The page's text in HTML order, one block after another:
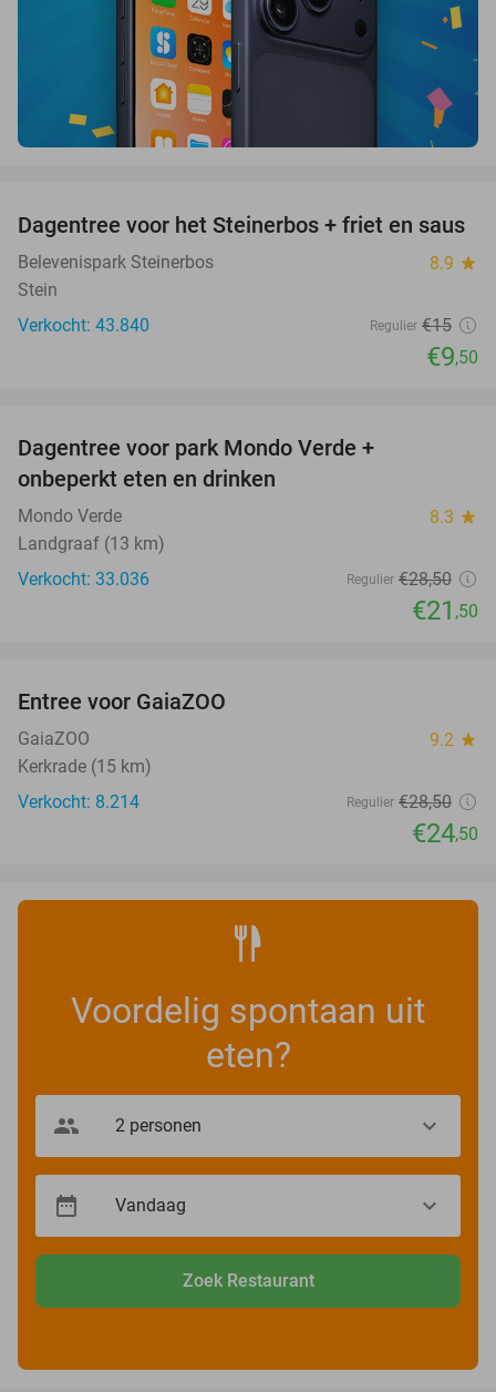
37%
Dagentree voor het Steinerbos + friet en saus
Belevenispark Steinerbos 8.9 star
Stein
Verkocht: 43.840
Regulier €15
€9,50
Dagentree voor park Mondo Verde +
onbeperkt eten en drinken
Mondo Verde 8.3 star
Landgraaf (13 km)
Verkocht: 33.036
Regulier €28,50
€21 ,50
Entree voor GaiaZOO
GaiaZOO 9.2 star
Kerkrade (15 km)
Verkocht: 8.214
Regulier €28,50
€24,50
Voordelig spontaan uit
eten?
Zoek Restaurant